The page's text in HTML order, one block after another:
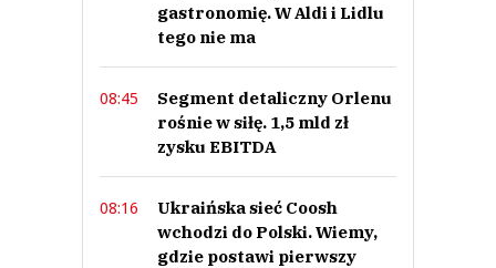
gastronomię. W Aldi i Lidlu
tego nie ma
08:45
Segment detaliczny Orlenu
rośnie w siłę. 1,5 mld zł
zysku EBITDA
08:16
Ukraińska sieć Coosh
wchodzi do Polski. Wiemy,
gdzie postawi pierwszy